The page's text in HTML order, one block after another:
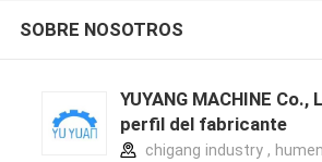
SOBRE NOSOTROS
YUYANG MACHINE Co.,
perfil del fabricante
chigang industry , humen